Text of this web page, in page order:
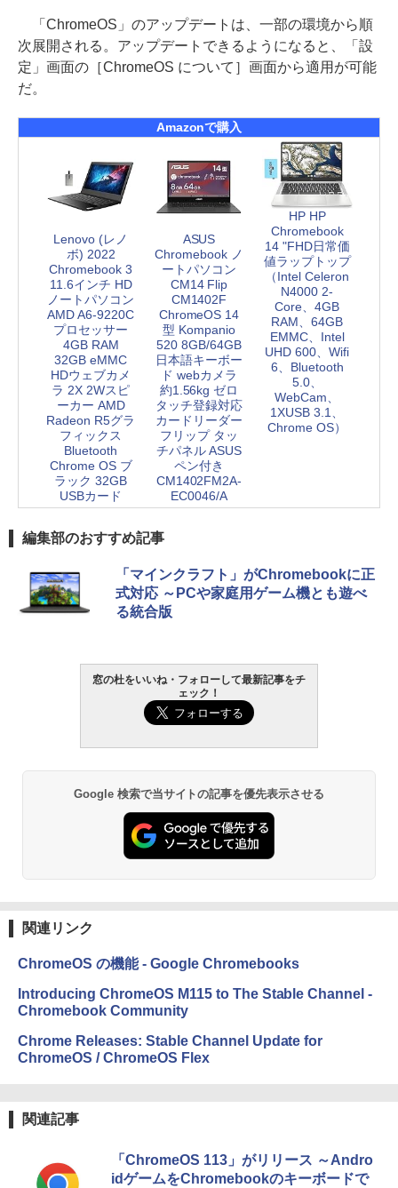
「ChromeOS」のアップデートは、一部の環境から順
次展開される。アップデートできるようになると、「設
定」画面の［ChromeOS について］画面から適用が可能
だ。
Amazonで購入
Lenovo (レノ
ボ) 2022
Chromebook 3
11.6インチ HD
ノートパソコン
AMD A6-9220C
プロセッサー
4GB RAM
32GB eMMC
HDウェブカメ
ラ 2X 2Wスピ
ーカー AMD
Radeon R5グラ
フィックス
Bluetooth
Chrome OS ブ
ラック 32GB
USBカード
ASUS
Chromebook ノ
ートパソコン
CM14 Flip
CM1402F
ChromeOS 14
型 Kompanio
520 8GB/64GB
日本語キーボー
ド webカメラ
約1.56kg ゼロ
タッチ登録対応
カードリーダー
フリップ タッ
チパネル ASUS
ペン付き
CM1402FM2A-
EC0046/A
HP HP
Chromebook
14 "FHD日常価
値ラップトップ
（Intel Celeron
N4000 2-
Core、4GB
RAM、64GB
EMMC、Intel
UHD 600、Wifi
6、Bluetooth
5.0、
WebCam、
1XUSB 3.1、
Chrome OS）
編集部のおすすめ記事
「マインクラフト」がChromebookに正
式対応 ～PCや家庭用ゲーム機とも遊べ
る統合版
窓の杜をいいね・フォローして最新記事をチ
ェック！
Google 検索で当サイトの記事を優先表示させる
関連リンク
ChromeOS の機能 - Google Chromebooks
Introducing ChromeOS M115 to The Stable Channel -
Chromebook Community
Chrome Releases: Stable Channel Update for
ChromeOS / ChromeOS Flex
関連記事
「ChromeOS 113」がリリース ～Andro
idゲームをChromebookのキーボードで